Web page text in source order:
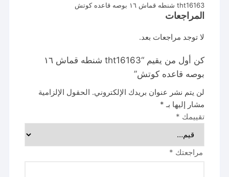
tht16163 شنطه قماش ١٦ بوصه قاعده كوتش
المراجعات
لا توجد مراجعات بعد.
كن أول من يقيم “tht16163 شنطه قماش ١٦
بوصه قاعده كوتش”
لن يتم نشر عنوان بريدك الإلكتروني. الحقول الإلزامية
مشار إليها بـ *
تقييمك *
مراجعتك *